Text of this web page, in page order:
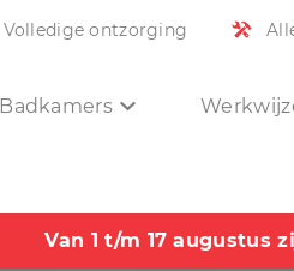
Volledige ontzorging
Badkamers
Van 1 t/m 17 augustus